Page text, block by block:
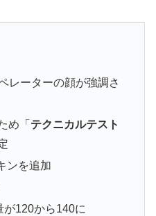
レーターの顔が強調さ
め「 テクニカルテスト
ンを追加
が120から140に